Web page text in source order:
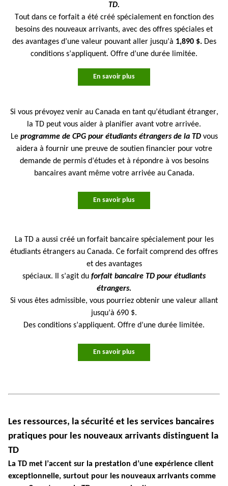
TD.
Tout dans ce forfait a été créé spécialement en fonction des
besoins des nouveaux arrivants, avec des offres spéciales et
des avantages d’une valeur pouvant aller jusqu’à 1,890 $.Des
conditions s’appliquent. Offre d’une durée limitée.
En savoir plus
Si vous prévoyez venir au Canada en tant qu’étudiant étranger,
la TD peut vous aider à planifier avant votre arrivée.
Le programme de CPG pour étudiants étrangers de la TDvous
aidera à fournir une preuve de soutien financier pour votre
demande de permis d’études et à répondre à vos besoins
bancaires avant même votre arrivée au Canada.
En savoir plus
La TD a aussi créé un forfait bancaire spécialement pour les
étudiants étrangers au Canada. Ce forfait comprend des offres
et des avantages
spéciaux. Il s’agit du forfait bancaire TD pour étudiants
étrangers.
Si vous êtes admissible, vous pourriez obtenir une valeur allant
jusqu’à 690 $.
Des conditions s’appliquent. Offre d’une durée limitée.
En savoir plus
Les ressources, la sécurité et les services bancaires
pratiques pour les nouveaux arrivants distinguent la
TD
La TD met l’accent sur la prestation d’une expérience client
exceptionnelle, surtout pour les nouveaux arrivants comme